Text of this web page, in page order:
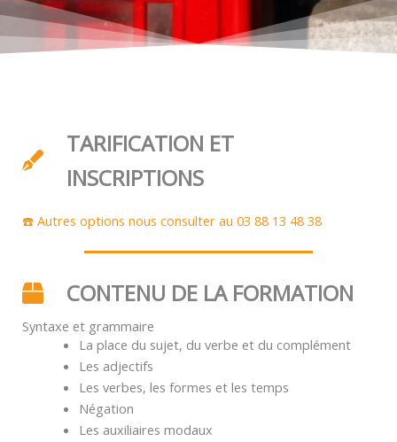
TARIFICATION ET
INSCRIPTIONS
☎️ Autres options nous consulter au 03 88 13 48 38
CONTENU DE LA FORMATION
Syntaxe et grammaire
La place du sujet, du verbe et du complément
Les adjectifs
Les verbes, les formes et les temps
Négation
Les auxiliaires modaux